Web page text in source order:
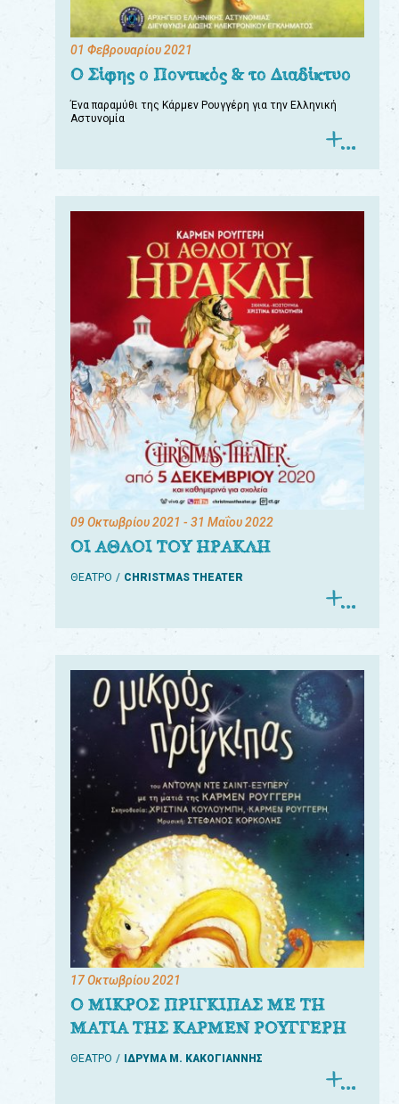
01 Φεβρουαρίου 2021
Ο Σίφης ο Ποντικός & το Διαδίκτυο
Ένα παραμύθι της Κάρμεν Ρουγγέρη για την Ελληνική
Αστυνομία
09 Οκτωβρίου 2021 - 31 Μαΐου 2022
ΟΙ ΑΘΛΟΙ ΤΟΥ ΗΡΑΚΛΗ
ΘΕΑΤΡΟ CHRISTMAS THEATER
17 Οκτωβρίου 2021
Ο ΜΙΚΡΟΣ ΠΡΙΓΚΙΠΑΣ ΜΕ ΤΗ
ΜΑΤΙΑ ΤΗΣ ΚΑΡΜΕΝ ΡΟΥΓΓΕΡΗ
ΘΕΑΤΡΟ ΙΔΡΥΜΑ Μ. ΚΑΚΟΓΙΑΝΝΗΣ